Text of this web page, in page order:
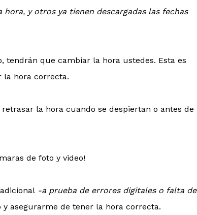
y otros ya tienen descargadas las fechas
tendrán que cambiar la hora ustedes. Esta es
la hora correcta.
la hora cuando se despiertan o antes de
de foto y video!
-a prueba de errores digitales o falta de
asegurarme de tener la hora correcta.